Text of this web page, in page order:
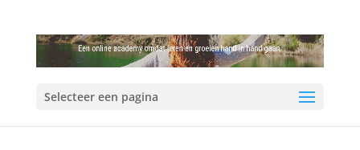
Selecteer een pagina